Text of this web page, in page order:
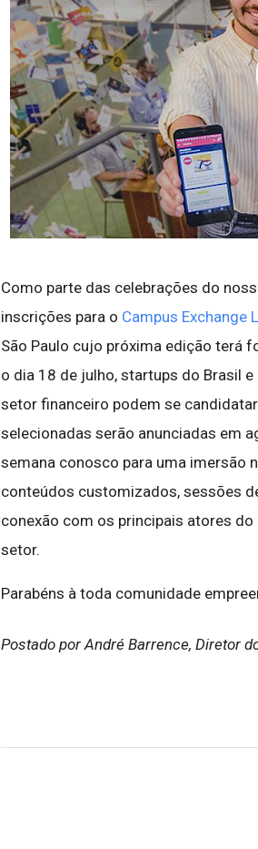
Como parte das celebrações do
inscrições para o Campus Exchange
São Paulo cujo próxima edição terá
o dia 18 de julho, startups do Brasil
setor financeiro podem se
selecionadas serão anunciadas em
semana conosco para uma imersão
conteúdos customizados, sessões
conexão com os principais atores
setor.
Parabéns à toda comunidade
Postado por André Barrence, Diretor